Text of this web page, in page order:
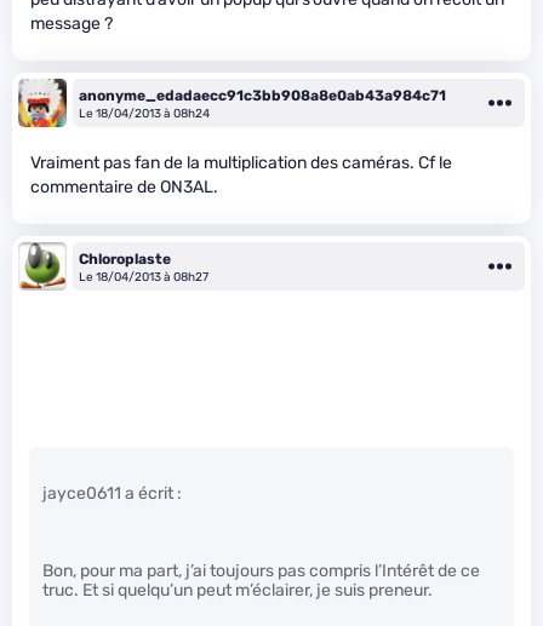
message ?
anonyme_edadaecc91c3bb908a8e0ab43a984c71
Le 18/04/2013 à 08h24
Vraiment pas fan de la multiplication des caméras. Cf le
commentaire de ON3AL.
Chloroplaste
Le 18/04/2013 à 08h27
jayce0611 a écrit :
Bon, pour ma part, j’ai toujours pas compris l’Intérêt de ce
truc. Et si quelqu’un peut m’éclairer, je suis preneur.